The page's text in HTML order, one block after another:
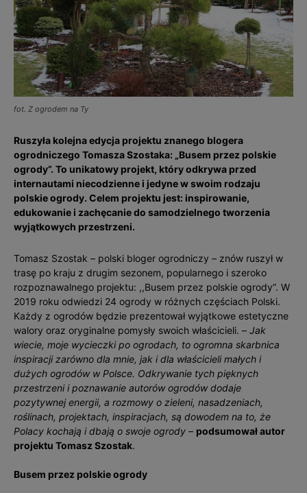
fot. Z ogrodem na Ty
Ruszyła kolejna edycja projektu znanego blogera
ogrodniczego Tomasza Szostaka: „Busem przez polskie
ogrody”. To unikatowy projekt, który odkrywa przed
internautami niecodzienne i jedyne w swoim rodzaju
polskie ogrody. Celem projektu jest: inspirowanie,
edukowanie i zachęcanie do samodzielnego tworzenia
wyjątkowych przestrzeni.
Tomasz Szostak – polski bloger ogrodniczy – znów ruszył w
trasę po kraju z drugim sezonem, popularnego i szeroko
rozpoznawalnego projektu: ,,Busem przez polskie ogrody”. W
2019 roku odwiedzi 24 ogrody w różnych częściach Polski.
Każdy z ogrodów będzie prezentował wyjątkowe estetyczne
walory oraz oryginalne pomysły swoich właścicieli. – Jak
wiecie, moje wycieczki po ogrodach, to ogromna skarbnica
inspiracji zarówno dla mnie, jak i dla właścicieli małych i
dużych ogrodów w Polsce. Odkrywanie tych pięknych
przestrzeni i poznawanie autorów ogrodów dodaje
pozytywnej energii, a rozmowy o zieleni, nasadzeniach,
roślinach, projektach, inspiracjach, są dowodem na to, że
Polacy kochają i dbają o swoje ogrody – podsumował autor
projektu Tomasz Szostak.
Busem przez polskie ogrody